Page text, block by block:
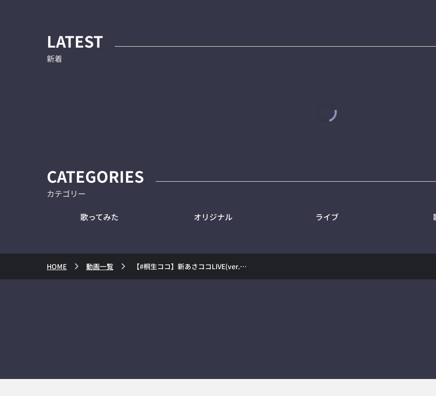
LATEST
新着
CATEGORIES
カテゴリー
歌ってみた オリジナル ライブ
HOME 動画一覧 【#桐生ココ】新あさココLIVE(ver.2.0)！6月10日【#ココここ】